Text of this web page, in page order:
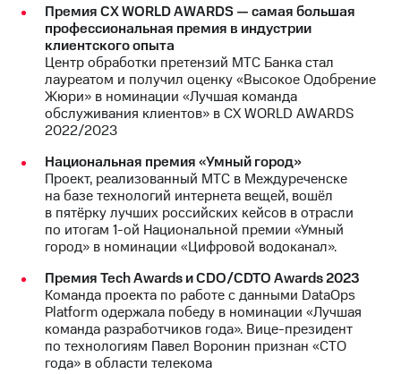
облигаций
Другое
Регистратор
Реквизиты
Контакты
развитие
деловая этика
На главную
Премия СХ WORLD AWARDS — самая большая
профессиональная премия в индустрии
клиентского опыта
Центр обработки претензий МТС Банка стал
лауреатом и получил оценку «Высокое Одобрение
Жюри» в номинации «Лучшая команда
обслуживания клиентов» в СХ WORLD AWARDS
2022/2023
Национальная премия «Умный город»
Проект, реализованный МТС в Междуреченске
на базе технологий интернета вещей, вошёл
в пятёрку лучших российских кейсов в отрасли
по итогам 1-ой Национальной премии «Умный
город» в номинации «Цифровой водоканал».
Премия Tech Awards и CDO/CDTO Awards 2023
Команда проекта по работе с данными DataOps
Platform одержала победу в номинации «Лучшая
команда разработчиков года». Вице-президент
по технологиям Павел Воронин признан «СТО
года» в области телекома